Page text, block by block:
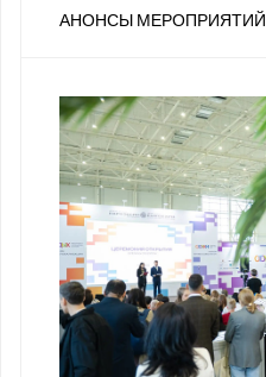
АНОНСЫ МЕРОПРИЯТИЙ